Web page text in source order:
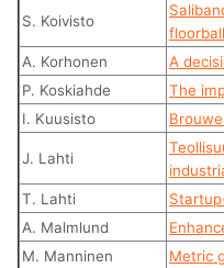
S. Koivisto
A. Korhonen
A
P. Koskiahde
The
I. Kuusisto
J. Lahti
T. Lahti
A. Malmlund
M. Manninen
Metric